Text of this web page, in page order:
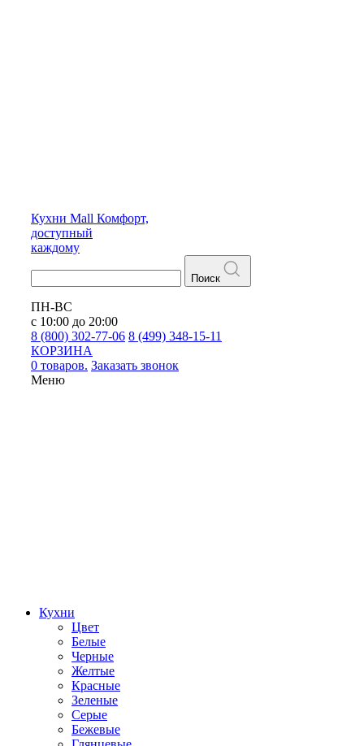
Кухни Mall Комфорт,
доступный
каждому
Поиск
ПН-ВС
с 10:00 до 20:00
8 (800) 302-77-06 8 (499) 348-15-11
КОРЗИНА
0 товаров. Заказать звонок
Меню
Кухни
Цвет
Белые
Черные
Желтые
Красные
Зеленые
Серые
Бежевые